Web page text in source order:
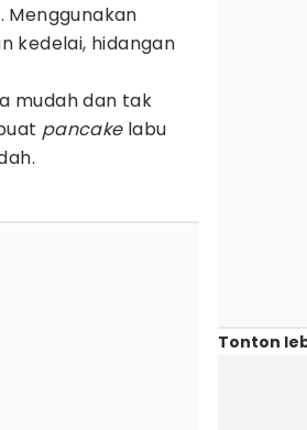
Menggunakan
kedelai, hidangan
mudah dan tak
pancakelabu
Tonton